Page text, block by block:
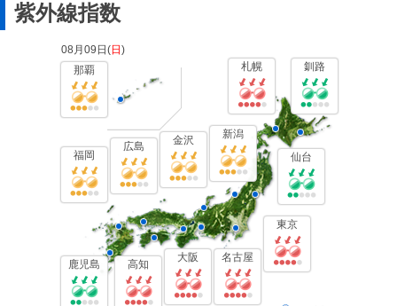
紫外線指数
08月09日(日 )
札幌
釧路
仙台
新潟
東京
金沢
名古屋
大阪
高知
広島
福岡
鹿児島
那覇